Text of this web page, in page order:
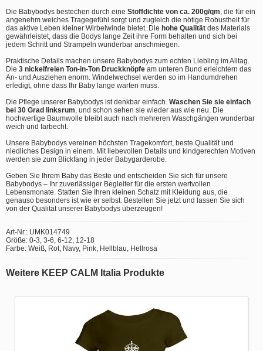
Die Babybodys bestechen durch eine Stoffdichte von ca. 200g/qm , die für ein
angenehm weiches Tragegefühl sorgt und zugleich die nötige Robustheit für
das aktive Leben kleiner Wirbelwinde bietet. Die hohe Qualität des Materials
gewährleistet, dass die Bodys lange Zeit ihre Form behalten und sich bei
jedem Schritt und Strampeln wunderbar anschmiegen.
Praktische Details machen unsere Babybodys zum echten Liebling im Alltag.
Die 3 nickelfreien Ton-in-Ton Druckknöpfe am unteren Bund erleichtern das
An- und Ausziehen enorm. Windelwechsel werden so im Handumdrehen
erledigt, ohne dass Ihr Baby lange warten muss.
Die Pflege unserer Babybodys ist denkbar einfach. Waschen Sie sie einfach
bei 30 Grad linksrum , und schon sehen sie wieder aus wie neu. Die
hochwertige Baumwolle bleibt auch nach mehreren Waschgängen wunderbar
weich und farbecht.
Unsere Babybodys vereinen höchsten Tragekomfort, beste Qualität und
niedliches Design in einem. Mit liebevollen Details und kindgerechten Motiven
werden sie zum Blickfang in jeder Babygarderobe.
Geben Sie Ihrem Baby das Beste und entscheiden Sie sich für unsere
Babybodys – Ihr zuverlässiger Begleiter für die ersten wertvollen
Lebensmonate. Statten Sie Ihren kleinen Schatz mit Kleidung aus, die
genauso besonders ist wie er selbst. Bestellen Sie jetzt und lassen Sie sich
von der Qualität unserer Babybodys überzeugen!
Art-Nr.: UMK014749
Größe: 0-3, 3-6, 6-12, 12-18
Farbe: Weiß, Rot, Navy, Pink, Hellblau, Hellrosa
Weitere KEEP CALM Italia Produkte